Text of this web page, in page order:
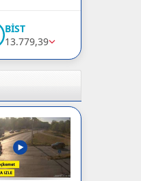
BİST
13.779,39